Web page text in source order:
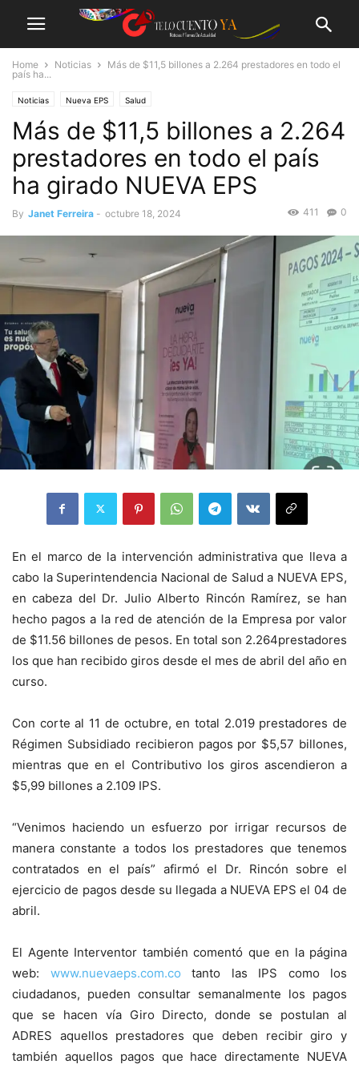
Home Noticias
Más de $11,5 billones a 2.264 prestadores en todo el
país ha...
Noticias Nueva EPS Salud
Más de $11,5 billones a 2.264
prestadores en todo el país
ha girado NUEVA EPS
By Janet Ferreira - octubre 18, 2024 0
411
En el marco de la intervención administrativa que lleva a
cabo la Superintendencia Nacional de Salud a NUEVA EPS,
en cabeza del Dr. Julio Alberto Rincón Ramírez, se han
hecho pagos a la red de atención de la Empresa por valor
de $11.56 billones de pesos. En total son 2.264prestadores
los que han recibido giros desde el mes de abril del año en
curso.
Con corte al 11 de octubre, en total 2.019prestadores de
Régimen Subsidiado recibieron pagos por $5,57 billones,
mientras que en el Contributivo los giros ascendieron a
$5,99 billones a 2.109 IPS.
“Venimos haciendo un esfuerzo por irrigar recursos de
manera constante a todos los prestadores que tenemos
contratados en el país” afirmó el Dr. Rincón sobre el
ejercicio de pagos desde su llegada a NUEVA EPS el 04 de
abril.
El Agente Interventor también comentó que en la página
web: www.nuevaeps.com.co tanto las IPS como los
ciudadanos, pueden consultar semanalmente los pagos
que se hacen vía Giro Directo, donde se postulan al
ADRES aquellos prestadores que deben recibir giro y
también aquellos pagos que hace directamente NUEVA